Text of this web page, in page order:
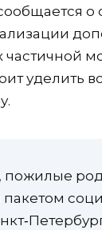
частичной
уделить
пожилые